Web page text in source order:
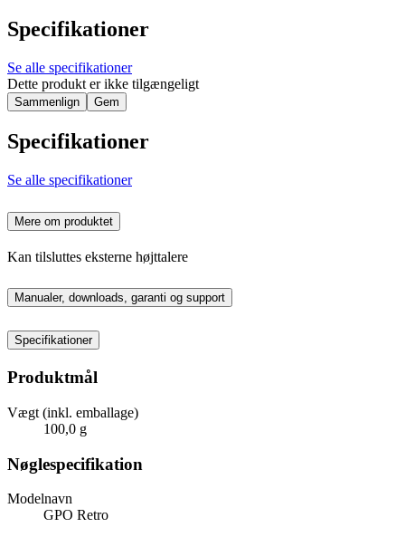
Specifikationer
Se alle specifikationer
Dette produkt er ikke tilgængeligt
Sammenlign Gem
Specifikationer
Se alle specifikationer
Mere om produktet
Kan tilsluttes eksterne højttalere
Manualer, downloads, garanti og support
Specifikationer
Produktmål
Vægt (inkl. emballage)
100,0 g
Nøglespecifikation
Modelnavn
GPO Retro